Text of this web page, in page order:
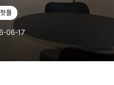
핫플
06-17